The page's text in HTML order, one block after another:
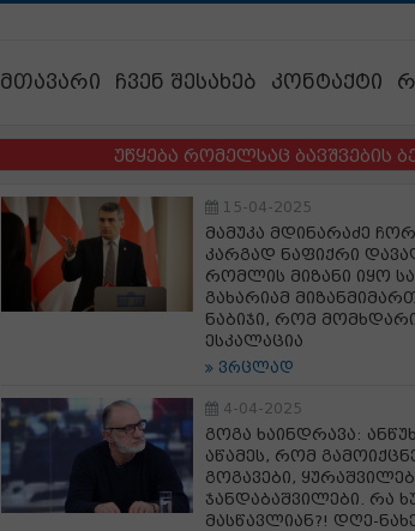
მთავარი ჩვენ შესახებ კონტაქტი
უწყება რომელსაც ბავშვების ბედი
15-04-2025
მამუკა მდინარაძე
კარგად ნაფიქრი
რომლის მიზანი იყო
გახარიამ
ნაბიჯი, რომ
ესკალაცია
ვრცლად
4-04-2025
გოგა ხაინდრავა:
აწამეს, რომ
გოგავები,
ჯანდაბაშვილები. რა
მასწავლიან?! დღე-